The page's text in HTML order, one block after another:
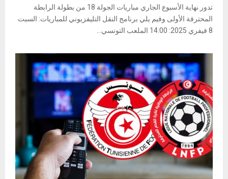
تدور نهاية الأسبوع الجاري مباريات الجولة 18 من بطولة الرابطة
المحترفة الأولى وفيم يلي برنامج النقل التليفزيوني للمباريات: السبت
8 فيفري 2025: 14:00 الملعب التونسي...